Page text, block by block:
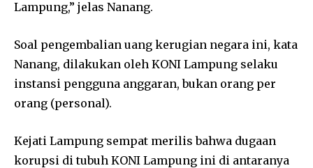
Lampung,” jelas Nanang.
Soal pengembalian uang kerugian negara ini, kata
Nanang, dilakukan oleh KONI Lampung selaku
instansi pengguna anggaran, bukan orang per
orang (personal).
Kejati Lampung sempat merilis bahwa dugaan
korupsi di tubuh KONI Lampung ini di antaranya